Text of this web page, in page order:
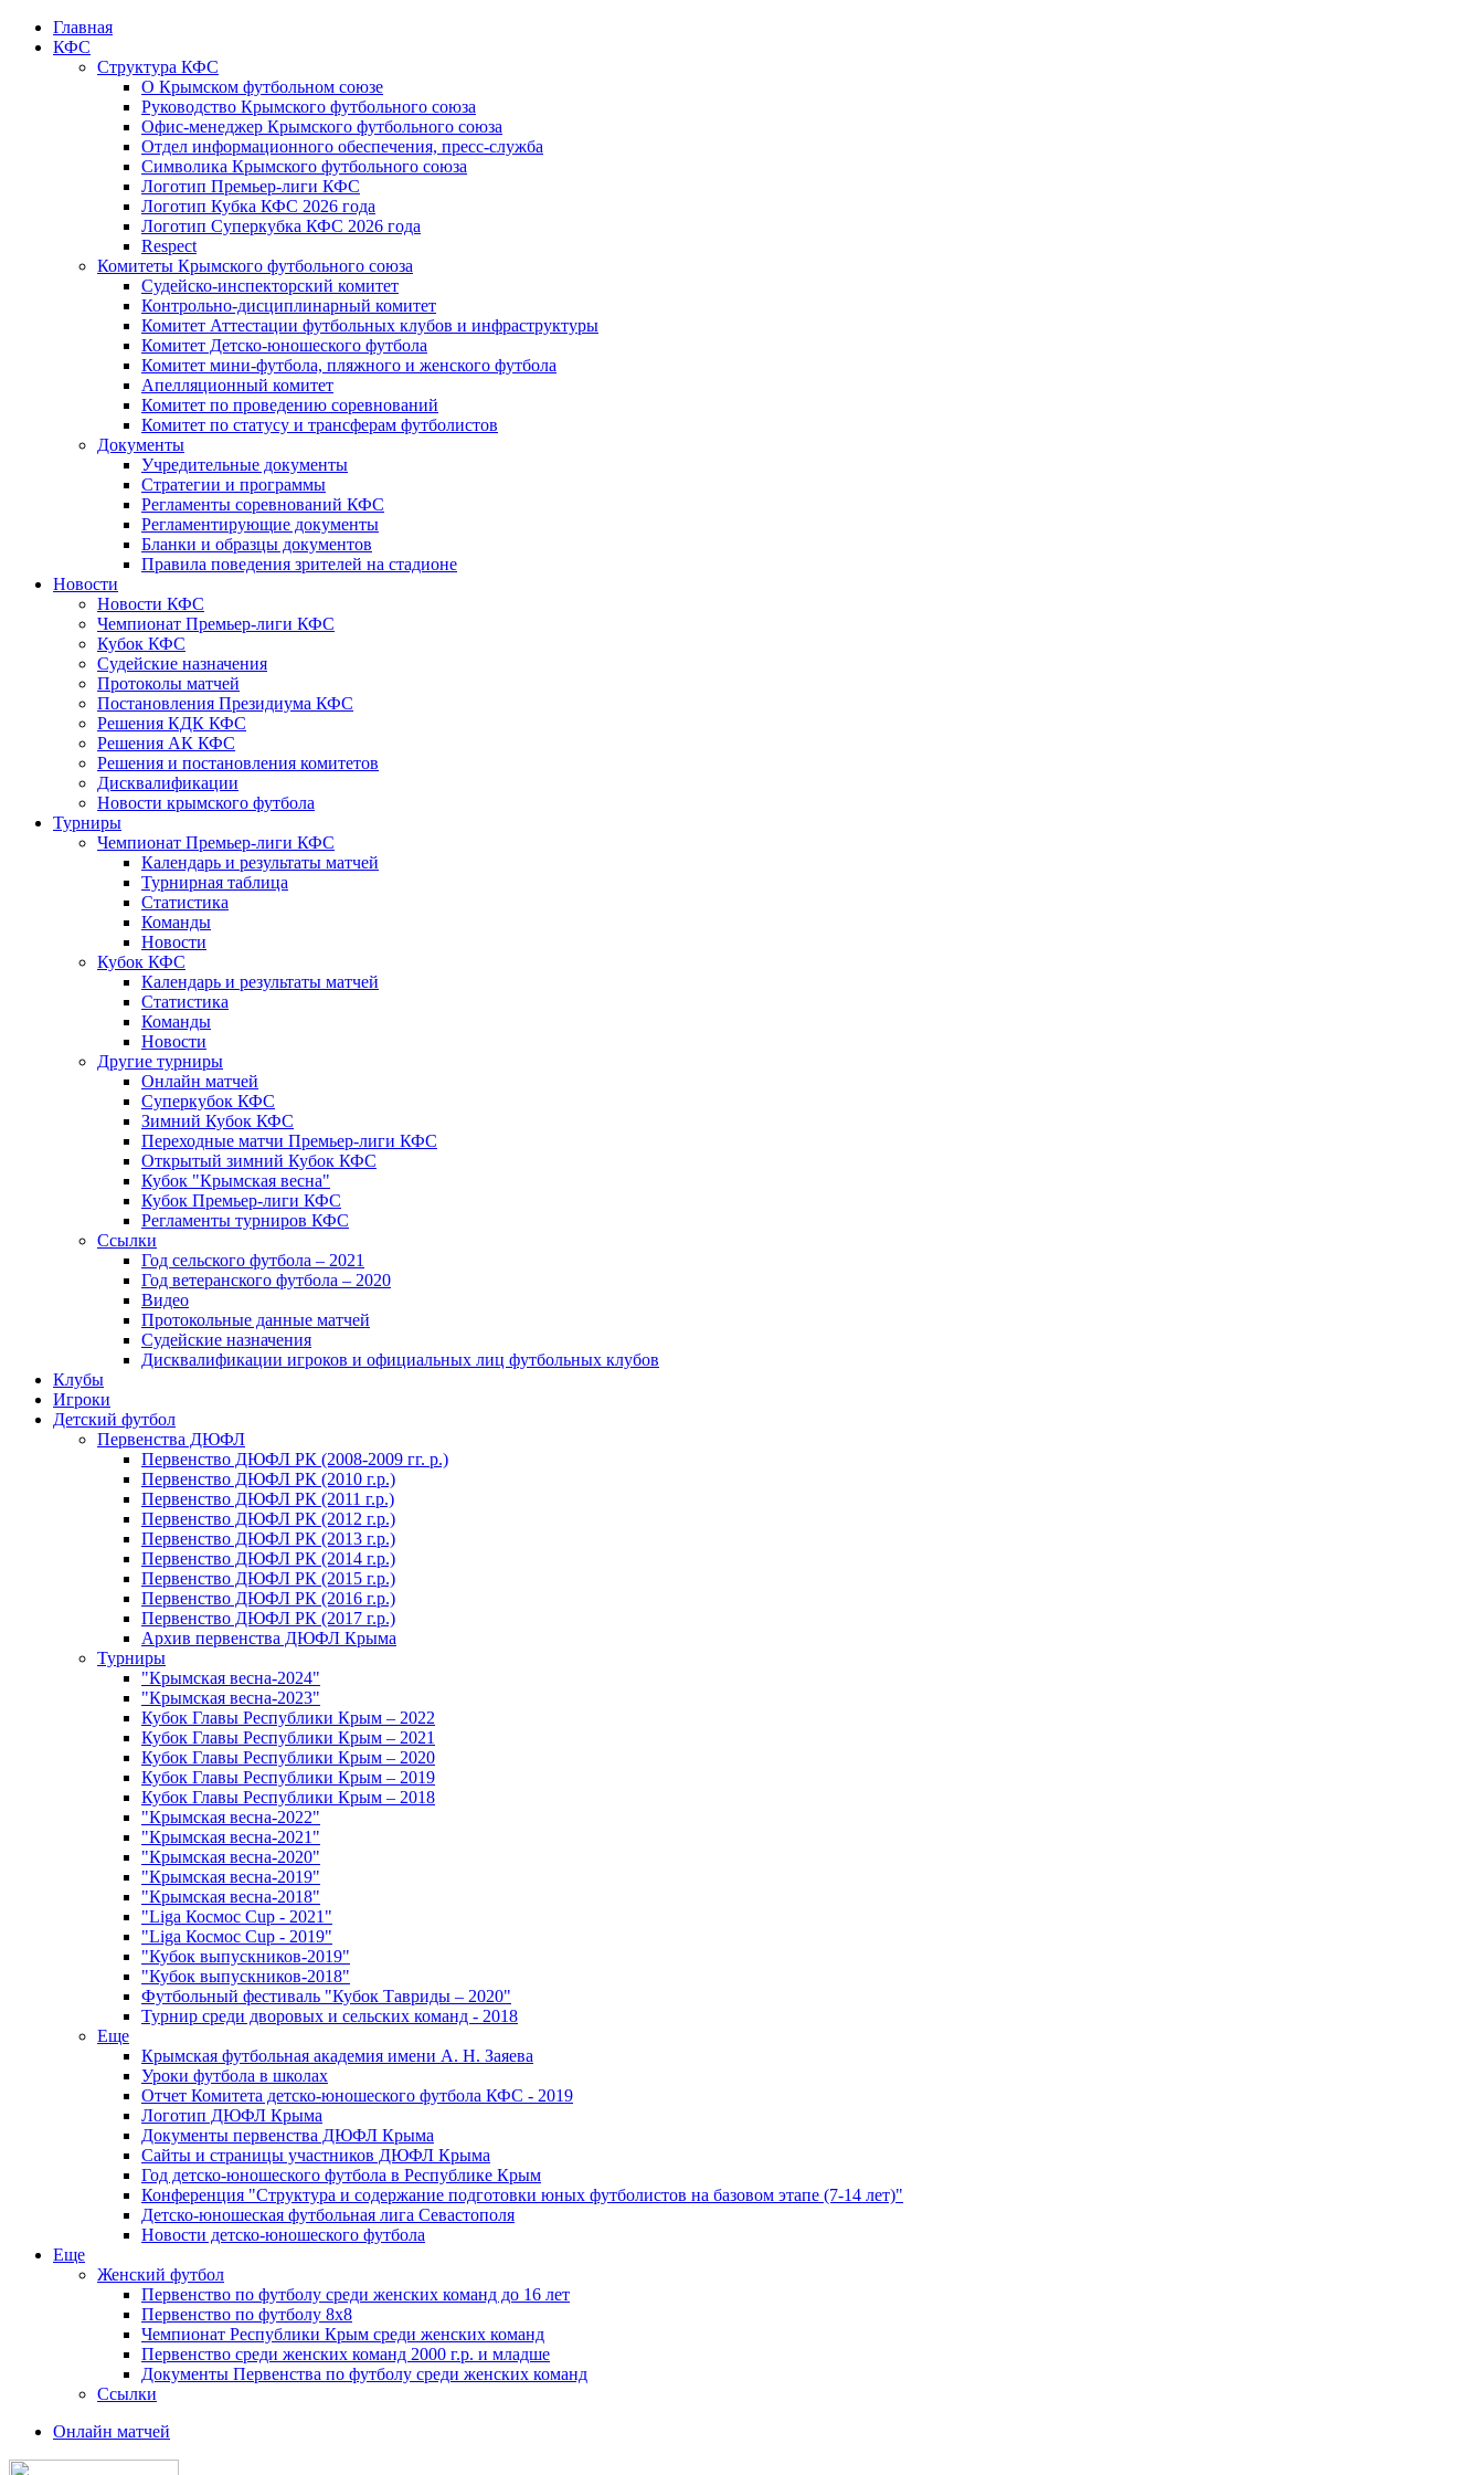
Главная
КФС
Структура КФС
О Крымском футбольном союзе
Руководство Крымского футбольного союза
Офис-менеджер Крымского футбольного союза
Отдел информационного обеспечения, пресс-служба
Символика Крымского футбольного союза
Логотип Премьер-лиги КФС
Логотип Кубка КФС 2026 года
Логотип Суперкубка КФС 2026 года
Respect
Комитеты Крымского футбольного союза
Судейско-инспекторский комитет
Контрольно-дисциплинарный комитет
Комитет Аттестации футбольных клубов и инфраструктуры
Комитет Детско-юношеского футбола
Комитет мини-футбола, пляжного и женского футбола
Апелляционный комитет
Комитет по проведению соревнований
Комитет по статусу и трансферам футболистов
Документы
Учредительные документы
Стратегии и программы
Регламенты соревнований КФС
Регламентирующие документы
Бланки и образцы документов
Правила поведения зрителей на стадионе
Новости
Новости КФС
Чемпионат Премьер-лиги КФС
Кубок КФС
Судейские назначения
Протоколы матчей
Постановления Президиума КФС
Решения КДК КФС
Решения АК КФС
Решения и постановления комитетов
Дисквалификации
Новости крымского футбола
Турниры
Чемпионат Премьер-лиги КФС
Календарь и результаты матчей
Турнирная таблица
Статистика
Команды
Новости
Кубок КФС
Календарь и результаты матчей
Статистика
Команды
Новости
Другие турниры
Онлайн матчей
Суперкубок КФС
Зимний Кубок КФС
Переходные матчи Премьер-лиги КФС
Открытый зимний Кубок КФС
Кубок "Крымская весна"
Кубок Премьер-лиги КФС
Регламенты турниров КФС
Ссылки
Год сельского футбола – 2021
Год ветеранского футбола – 2020
Видео
Протокольные данные матчей
Судейские назначения
Дисквалификации игроков и официальных лиц футбольных клубов
Клубы
Игроки
Детский футбол
Первенства ДЮФЛ
Первенство ДЮФЛ РК (2008-2009 гг. р.)
Первенство ДЮФЛ РК (2010 г.р.)
Первенство ДЮФЛ РК (2011 г.р.)
Первенство ДЮФЛ РК (2012 г.р.)
Первенство ДЮФЛ РК (2013 г.р.)
Первенство ДЮФЛ РК (2014 г.р.)
Первенство ДЮФЛ РК (2015 г.р.)
Первенство ДЮФЛ РК (2016 г.р.)
Первенство ДЮФЛ РК (2017 г.р.)
Архив первенства ДЮФЛ Крыма
Турниры
"Крымская весна-2024"
"Крымская весна-2023"
Кубок Главы Республики Крым – 2022
Кубок Главы Республики Крым – 2021
Кубок Главы Республики Крым – 2020
Кубок Главы Республики Крым – 2019
Кубок Главы Республики Крым – 2018
"Крымская весна-2022"
"Крымская весна-2021"
"Крымская весна-2020"
"Крымская весна-2019"
"Крымская весна-2018"
"Liga Космос Cup - 2021"
"Liga Космос Cup - 2019"
"Кубок выпускников-2019"
"Кубок выпускников-2018"
Футбольный фестиваль "Кубок Тавриды – 2020"
Турнир среди дворовых и сельских команд - 2018
Еще
Крымская футбольная академия имени А. Н. Заяева
Уроки футбола в школах
Отчет Комитета детско-юношеского футбола КФС - 2019
Логотип ДЮФЛ Крыма
Документы первенства ДЮФЛ Крыма
Сайты и страницы участников ДЮФЛ Крыма
Год детско-юношеского футбола в Республике Крым
Конференция "Структура и содержание подготовки юных футболистов на базовом этапе (7-14 лет)"
Детско-юношеская футбольная лига Севастополя
Новости детско-юношеского футбола
Еще
Женский футбол
Первенство по футболу среди женских команд до 16 лет
Первенство по футболу 8х8
Чемпионат Республики Крым среди женских команд
Первенство среди женских команд 2000 г.р. и младше
Документы Первенства по футболу среди женских команд
Ссылки
Онлайн матчей